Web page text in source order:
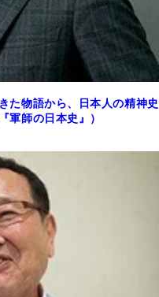
た物語から、日本人の精神史
軍師の日本史』）